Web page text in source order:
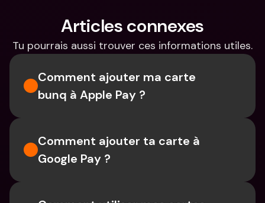
Articles connexes
Tu pourrais aussi trouver ces informations utiles.
Comment ajouter ma carte
bunq à Apple Pay ?
Comment ajouter ta carte à
Google Pay ?